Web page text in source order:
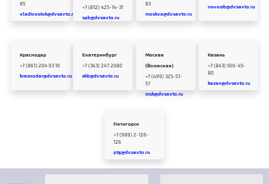
85
vladivostok@dvsavto.ru
+7 (812) 425-14-31
spb@dvsavto.ru
83
moskva@dvsavto.ru
novosib@dvsavto.ru
Краснодар
+7 (861) 204 03 10
krasnodar@dvsavto.ru
Екатеринбург
+7 (343) 247 2080
ekb@dvsavto.ru
Москва
(Волжская)
+7 (499) 325-57-
57
msk@dvsavto.ru
Казань
+7 (843) 500-45-
80
kazan@dvsavto.ru
Пятигорск
+7 (989) 2-126-
126
ptg@dvsavto.ru